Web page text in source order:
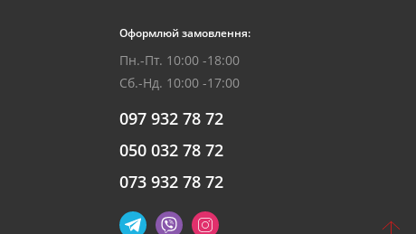
Оформлюй замовлення:
Пн.-Пт. 10:00 -18:00
Сб.-Нд. 10:00 -17:00
097 932 78 72
050 032 78 72
073 932 78 72